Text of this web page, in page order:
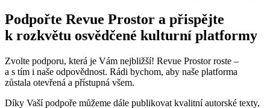
Podpořte Revue Prostor a přispějte
k rozkvětu osvědčené kulturní platformy
Zvolte podporu, která je Vám nejbližší! Revue Prostor roste –
a s tím i naše odpovědnost. Rádi bychom, aby naše platforma
zůstala otevřená a přístupná všem.
Díky Vaší podpoře můžeme dále publikovat kvalitní autorské texty,